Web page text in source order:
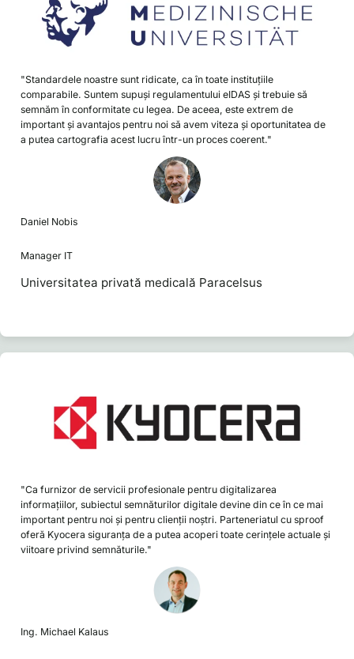
"Standardele noastre sunt ridicate, ca în toate instituțiile
comparabile. Suntem supuși regulamentului eIDAS și trebuie să
semnăm în conformitate cu legea. De aceea, este extrem de
important și avantajos pentru noi să avem viteza și oportunitatea de
a putea cartografia acest lucru într-un proces coerent."
Daniel Nobis
Manager IT
Universitatea privată medicală Paracelsus
"Ca furnizor de servicii profesionale pentru digitalizarea
informațiilor, subiectul semnăturilor digitale devine din ce în ce mai
important pentru noi și pentru clienții noștri. Parteneriatul cu sproof
oferă Kyocera siguranța de a putea acoperi toate cerințele actuale și
viitoare privind semnăturile."
Ing. Michael Kalaus